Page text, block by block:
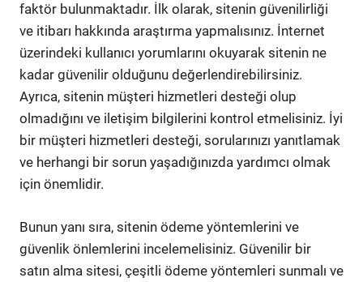
faktör bulunmaktadır. İlk olarak, sitenin güvenilirliği
ve itibarı hakkında araştırma yapmalısınız. İnternet
üzerindeki kullanıcı yorumlarını okuyarak sitenin ne
kadar güvenilir olduğunu değerlendirebilirsiniz.
Ayrıca, sitenin müşteri hizmetleri desteği olup
olmadığını ve iletişim bilgilerini kontrol etmelisiniz. İyi
bir müşteri hizmetleri desteği, sorularınızı yanıtlamak
ve herhangi bir sorun yaşadığınızda yardımcı olmak
için önemlidir.
Bunun yanı sıra, sitenin ödeme yöntemlerini ve
güvenlik önlemlerini incelemelisiniz. Güvenilir bir
satın alma sitesi, çeşitli ödeme yöntemleri sunmalı ve